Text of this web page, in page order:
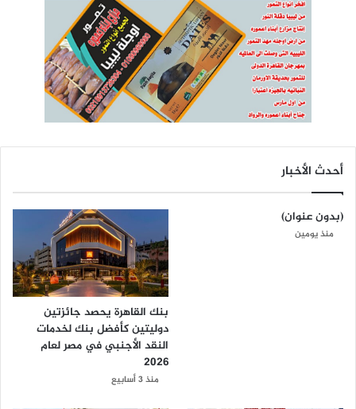
أحدث الأخبار
(بدون عنوان)
منذ يومين
بنك القاهرة يحصد جائزتين
دوليتين كأفضل بنك لخدمات
النقد الأجنبي في مصر لعام
2026
منذ 3 أسابيع